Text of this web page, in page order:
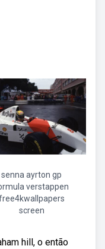
senna ayrton gp
verstappen
screen
hill, o então